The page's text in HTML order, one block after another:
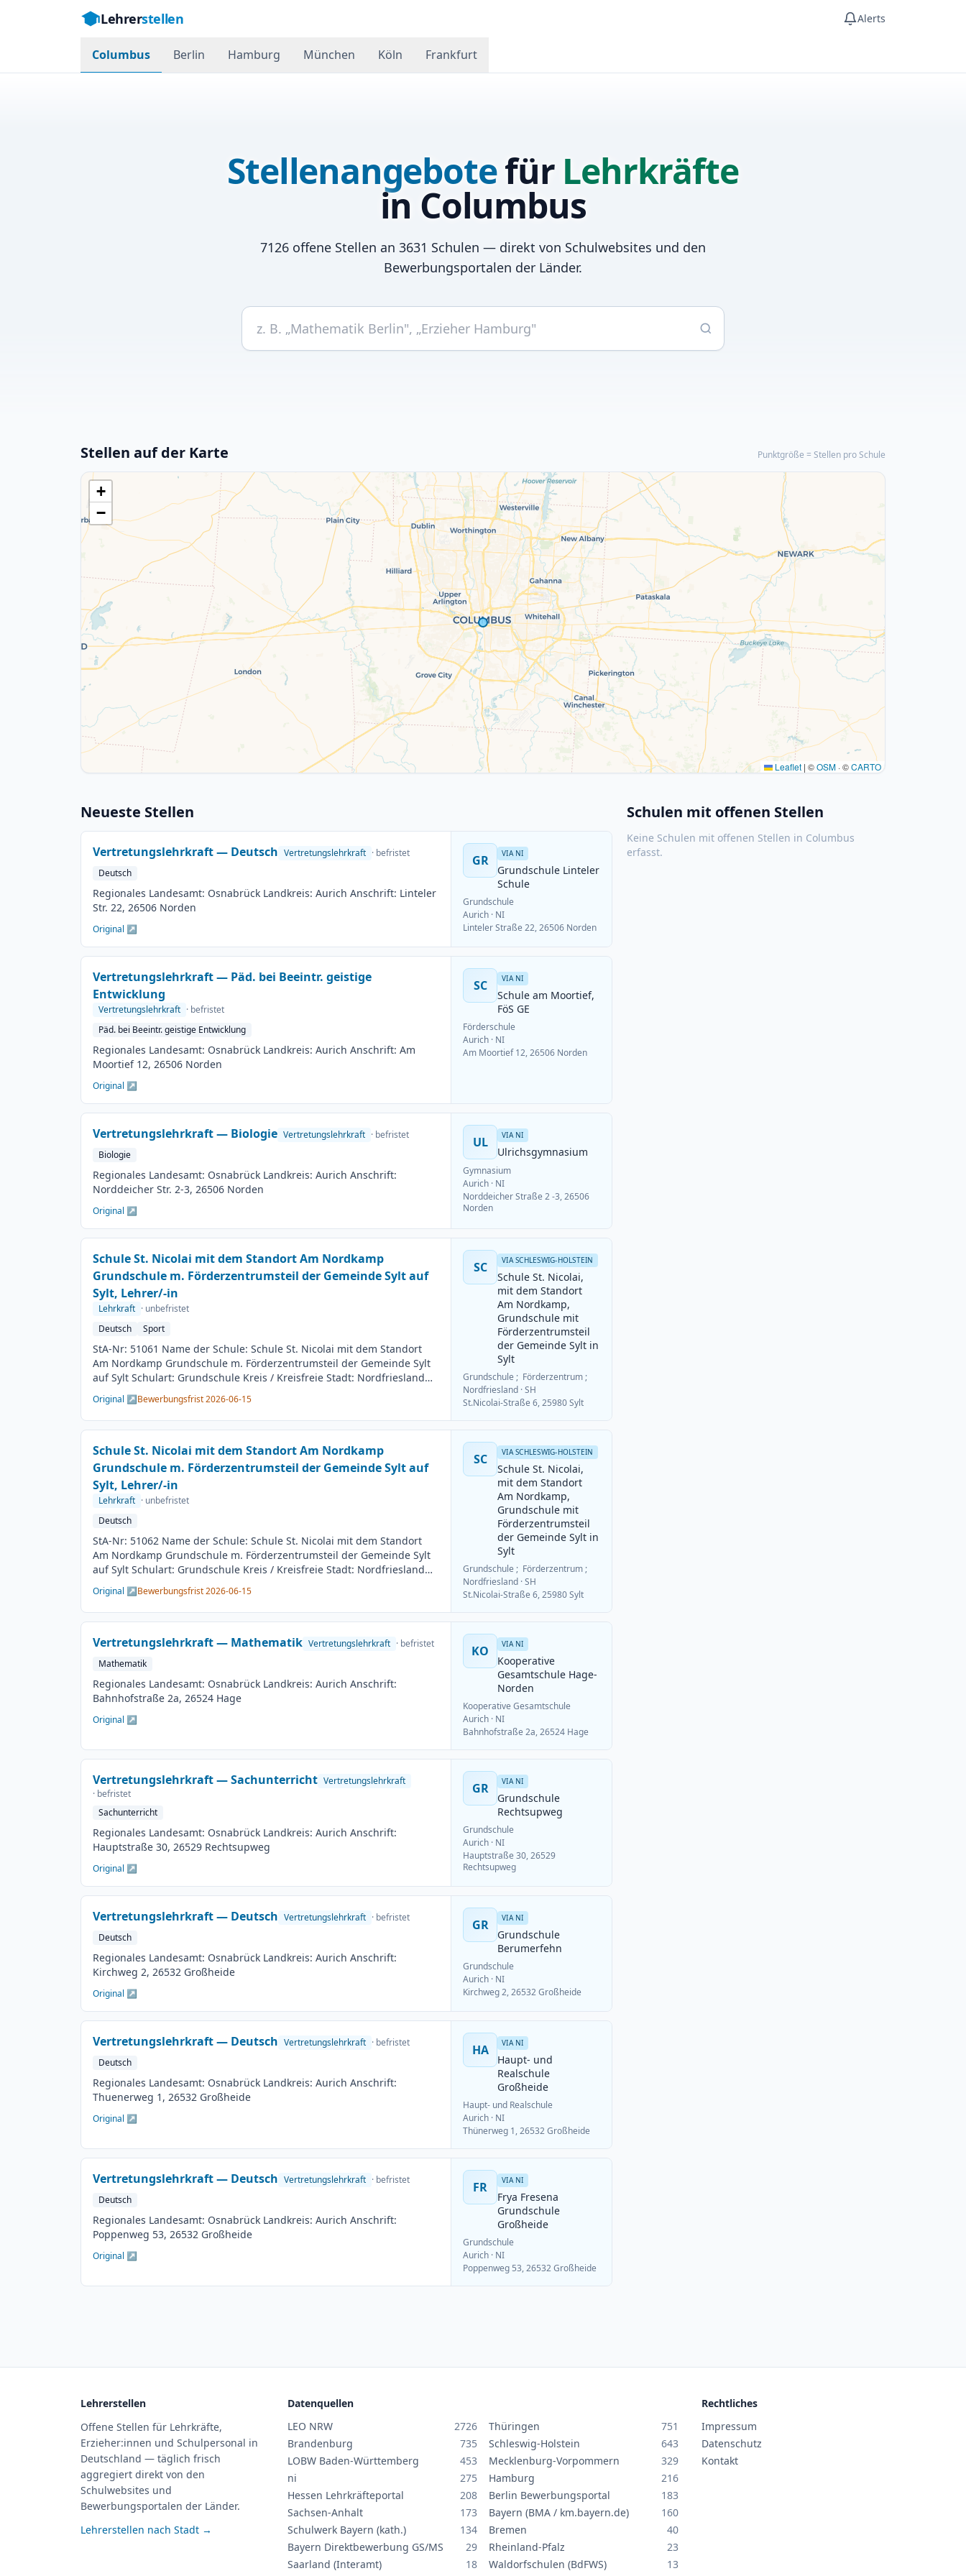
Lehrerstellen Alerts
Columbus Berlin Hamburg München Köln Frankfurt
Stellenangebotefür Lehrkräfte
in Columbus
7126 offene Stellen an 3631 Schulen — direkt von Schulwebsites und den
Bewerbungsportalen der Länder.
Stellen auf der Karte Punktgröße = Stellen pro Schule
+
−
Leaflet | ©OSM · ©CARTO
Neueste Stellen
Vertretungslehrkraft — Deutsch Vertretungslehrkraft · befristet
Deutsch
Regionales Landesamt: Osnabrück Landkreis: Aurich Anschrift: Linteler
Str. 22, 26506 Norden
Original ↗
GR VIA NI
Grundschule Linteler
Schule
Grundschule
Aurich · NI
Linteler Straße 22, 26506 Norden
Vertretungslehrkraft — Päd. bei Beeintr. geistige
Entwicklung
Vertretungslehrkraft · befristet
Päd. bei Beeintr. geistige Entwicklung
Regionales Landesamt: Osnabrück Landkreis: Aurich Anschrift: Am
Moortief 12, 26506 Norden
Original ↗
SC VIA NI
Schule am Moortief,
FöS GE
Förderschule
Aurich · NI
Am Moortief 12, 26506 Norden
Vertretungslehrkraft — Biologie Vertretungslehrkraft · befristet
Biologie
Regionales Landesamt: Osnabrück Landkreis: Aurich Anschrift:
Norddeicher Str. 2-3, 26506 Norden
Original ↗
UL VIA NI
Ulrichsgymnasium
Gymnasium
Aurich · NI
Norddeicher Straße 2 -3, 26506
Norden
Schule St. Nicolai mit dem Standort Am Nordkamp
Grundschule m. Förderzentrumsteil der Gemeinde Sylt auf
Sylt, Lehrer/-in
Lehrkraft · unbefristet
Deutsch
Sport
StA-Nr: 51061 Name der Schule: Schule St. Nicolai mit dem Standort
Am Nordkamp Grundschule m. Förderzentrumsteil der Gemeinde Sylt
auf Sylt Schulart: Grundschule Kreis / Kreisfreie Stadt: Nordfriesland
BesGr / EntGr: Besoldungsgruppe A13 1. Fach: Deutsch 2. Fach: Sport
Beschäftigungsdauer: Unbefristet Arbeitsumfang: Teilzeit möglich
Besetzungstermin: 01.08.2026 Bewerbungsschluss: 15.06.2026
Veröffentlichung: 01.06.2026
Original ↗Bewerbungsfrist 2026-06-15
SC VIA SCHLESWIG-HOLSTEIN
Schule St. Nicolai,
mit dem Standort
Am Nordkamp,
Grundschule mit
Förderzentrumsteil
der Gemeinde Sylt in
Sylt
Grundschule ; Förderzentrum ;
Nordfriesland · SH
St.Nicolai-Straße 6, 25980 Sylt
Schule St. Nicolai mit dem Standort Am Nordkamp
Grundschule m. Förderzentrumsteil der Gemeinde Sylt auf
Sylt, Lehrer/-in
Lehrkraft · unbefristet
Deutsch
StA-Nr: 51062 Name der Schule: Schule St. Nicolai mit dem Standort
Am Nordkamp Grundschule m. Förderzentrumsteil der Gemeinde Sylt
auf Sylt Schulart: Grundschule Kreis / Kreisfreie Stadt: Nordfriesland
BesGr / EntGr: Besoldungsgruppe A13 1. Fach: Deutsch 2. Fach:
beliebig Beschäftigungsdauer: Unbefristet Arbeitsumfang: Teilzeit
möglich Besetzungstermin: 01.08.2026 Bewerbungsschluss: 15.06.2026
Veröffentlichung: 01.06.2026
Original ↗Bewerbungsfrist 2026-06-15
SC VIA SCHLESWIG-HOLSTEIN
Schule St. Nicolai,
mit dem Standort
Am Nordkamp,
Grundschule mit
Förderzentrumsteil
der Gemeinde Sylt in
Sylt
Grundschule ; Förderzentrum ;
Nordfriesland · SH
St.Nicolai-Straße 6, 25980 Sylt
Vertretungslehrkraft — Mathematik Vertretungslehrkraft · befristet
Mathematik
Regionales Landesamt: Osnabrück Landkreis: Aurich Anschrift:
Bahnhofstraße 2a, 26524 Hage
Original ↗
KO VIA NI
Kooperative
Gesamtschule Hage-
Norden
Kooperative Gesamtschule
Aurich · NI
Bahnhofstraße 2a, 26524 Hage
Vertretungslehrkraft — Sachunterricht Vertretungslehrkraft
· befristet
Sachunterricht
Regionales Landesamt: Osnabrück Landkreis: Aurich Anschrift:
Hauptstraße 30, 26529 Rechtsupweg
Original ↗
GR VIA NI
Grundschule
Rechtsupweg
Grundschule
Aurich · NI
Hauptstraße 30, 26529
Rechtsupweg
Vertretungslehrkraft — Deutsch Vertretungslehrkraft · befristet
Deutsch
Regionales Landesamt: Osnabrück Landkreis: Aurich Anschrift:
Kirchweg 2, 26532 Großheide
Original ↗
GR VIA NI
Grundschule
Berumerfehn
Grundschule
Aurich · NI
Kirchweg 2, 26532 Großheide
Vertretungslehrkraft — Deutsch Vertretungslehrkraft · befristet
Deutsch
Regionales Landesamt: Osnabrück Landkreis: Aurich Anschrift:
Thuenerweg 1, 26532 Großheide
Original ↗
HA VIA NI
Haupt- und
Realschule
Großheide
Haupt- und Realschule
Aurich · NI
Thünerweg 1, 26532 Großheide
Vertretungslehrkraft — Deutsch Vertretungslehrkraft · befristet
Deutsch
Regionales Landesamt: Osnabrück Landkreis: Aurich Anschrift:
Poppenweg 53, 26532 Großheide
Original ↗
FR VIA NI
Frya Fresena
Grundschule
Großheide
Grundschule
Aurich · NI
Poppenweg 53, 26532 Großheide
Schulen mit offenen Stellen
Keine Schulen mit offenen Stellen in Columbus
erfasst.
Lehrerstellen
Offene Stellen für Lehrkräfte,
Erzieher:innen und Schulpersonal in
Deutschland — täglich frisch
aggregiert direkt von den
Schulwebsites und
Bewerbungsportalen der Länder.
Lehrerstellen nach Stadt →
Datenquellen
LEO NRW
2726 Thüringen
751
Brandenburg
735 Schleswig-Holstein
643
LOBW Baden-Württemberg
453 Mecklenburg-Vorpommern
329
ni
275 Hamburg
216
Hessen Lehrkräfteportal
208 Berlin Bewerbungsportal
183
Sachsen-Anhalt
173 Bayern (BMA / km.bayern.de)
160
Schulwerk Bayern (kath.)
134 Bremen
40
Bayern Direktbewerbung GS/MS
29 Rheinland-Pfalz
23
Saarland (Interamt)
18 Waldorfschulen (BdFWS)
13
Rechtliches
Impressum
Datenschutz
Kontakt